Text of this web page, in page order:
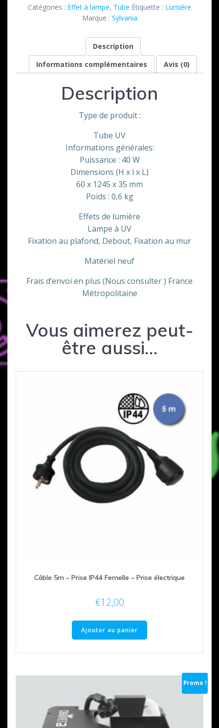
UV
Catégories : Effet à lampe, Tube Étiquette : Lumière
Marque : Sylvania
Description
Informations complémentaires
Avis (0)
Description
Type de produit :
Tube UV
Informations générales:
Puissance : 40 W
Dimensions (H x l x L)
60 x 1245 x 35 mm
Poids : 0,6 kg
Effets de lumière
Lampe à UV
Fixation au plafond, Debout, Fixation au mur
Matériel neuf
Frais d’envoi en plus (Nous consulter ) France
Métropolitaine
Vous aimerez peut-
être aussi…
Câble 5m – Prise IP44 Femelle – Prise électrique
€12,00
Ajouter au panier
Promo !